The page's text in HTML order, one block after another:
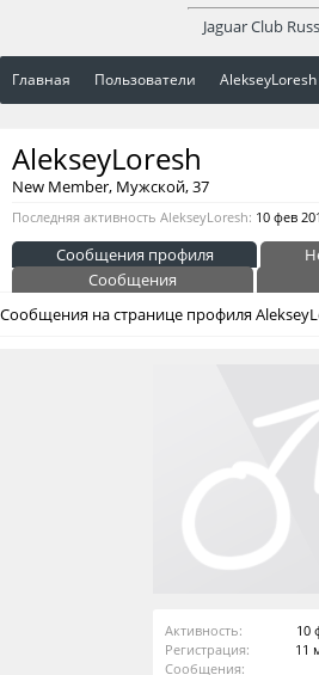
Главная Пользователи AlekseyLoresh
Активность:
10
Регистрация:
11
Сообщения:
AlekseyLoresh
New Member, Мужской, 37
Последняя активность AlekseyLoresh: 10 фев
Сообщения профиля
Сообщения
Сообщения на странице профиля
Jaguar Club